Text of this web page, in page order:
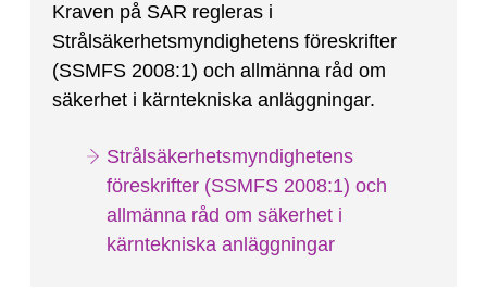
Kraven på SAR regleras i
Strålsäkerhetsmyndighetens föreskrifter
(SSMFS 2008:1) och allmänna råd om
säkerhet i kärntekniska anläggningar.
Strålsäkerhetsmyndighetens
föreskrifter (SSMFS 2008:1) och
allmänna råd om säkerhet i
kärntekniska anläggningar